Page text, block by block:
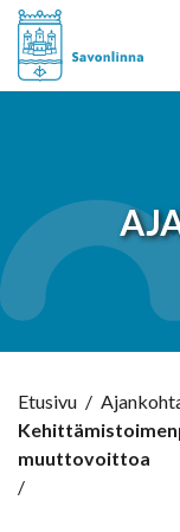
Etusivu /
muuttovoittoa
/